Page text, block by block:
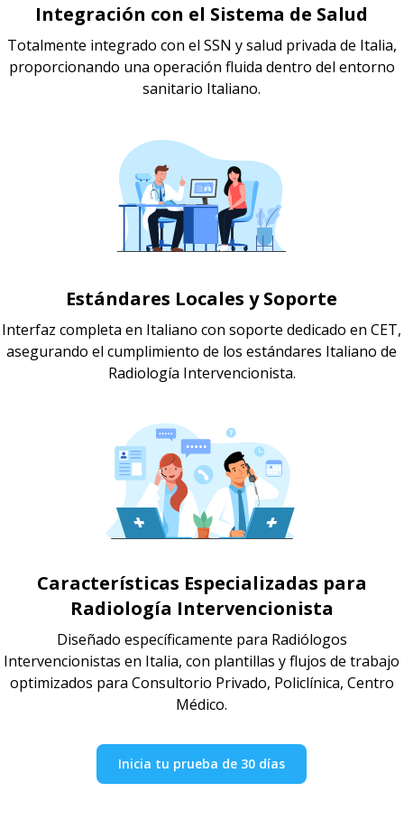
Integración con el Sistema de Salud
Totalmente integrado con el SSN y salud privada de Italia,
proporcionando una operación fluida dentro del entorno
sanitario Italiano.
Estándares Locales y Soporte
Interfaz completa en Italiano con soporte dedicado en CET,
asegurando el cumplimiento de los estándares Italiano de
Radiología Intervencionista.
Características Especializadas para
Radiología Intervencionista
Diseñado específicamente para Radiólogos
Intervencionistas en Italia, con plantillas y flujos de trabajo
optimizados para Consultorio Privado, Policlínica, Centro
Médico.
Inicia tu prueba de 30 días